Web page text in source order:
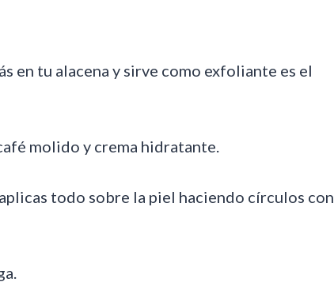
en tu alacena y sirve como exfoliante es el
molido y crema hidratante.
todo sobre la piel haciendo círculos con